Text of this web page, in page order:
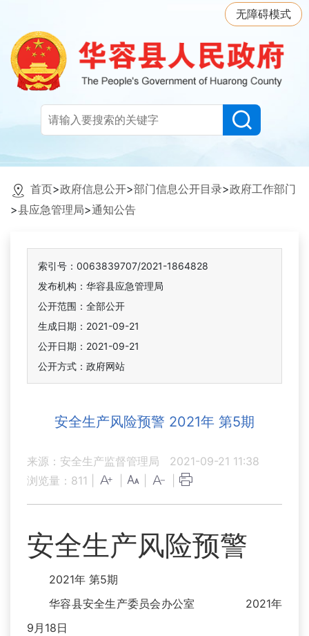
无障碍模式
首页>政府信息公开>部门信息公开目录>政府工作部门
>县应急管理局>通知公告
索引号：0063839707/2021-1864828
发布机构：华容县应急管理局
公开范围：全部公开
生成日期：2021-09-21
公开日期：2021-09-21
公开方式：政府网站
安全生产风险预警 2021年 第5期
来源：安全生产监督管理局
2021-09-21 11:38
浏览量： 811
安全生产风险预警
2021年 第5期
华容县安全生产委员会办公室 2021年
9月18日